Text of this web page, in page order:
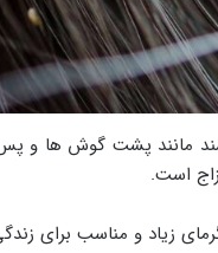
مانند پشت گوش ها
است.
زیاد و مناسب برای